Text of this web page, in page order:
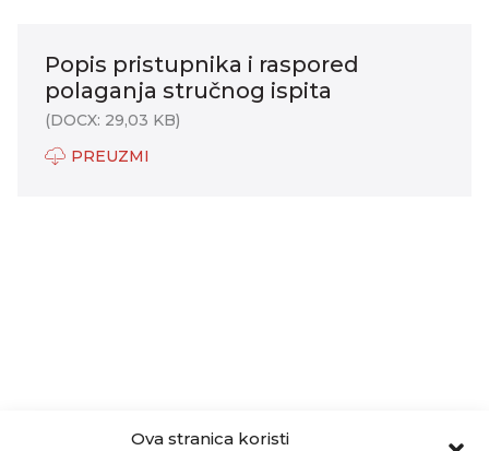
Ova stranica koristi
Popis pristupnika i raspored
polaganja stručnog ispita
(DOCX: 29,03 KB)
PREUZMI